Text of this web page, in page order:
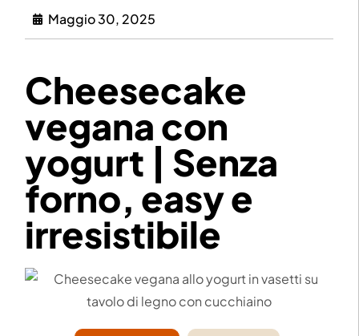
Maggio 30, 2025
Cheesecake
vegana con
yogurt | Senza
forno, easy e
irresistibile